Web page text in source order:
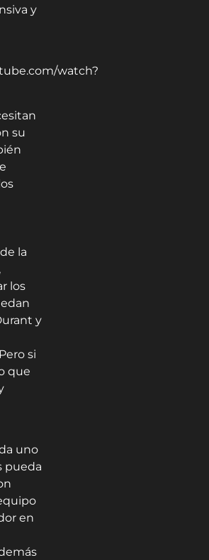
y
watch?
su
la
los
y
si
que
uno
pueda
en